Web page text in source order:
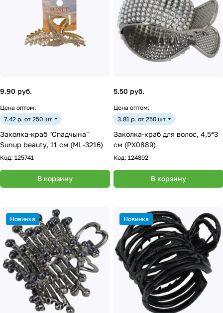
9.90 руб.
Цена оптом:
7.42 р. от 250 шт
Заколка-краб "Спадчына"
Sunup beauty, 11 см (ML-3216)
Код: 125741
В корзину
5.50 руб.
Цена оптом:
3.81 р. от 250 шт
Заколка-краб для волос, 4,5*3
см (PX0889)
Код: 124892
В корзину
Новинка Новинка